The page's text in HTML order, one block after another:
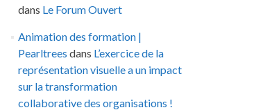
dans Le Forum Ouvert
Animation des formation |
Pearltrees dans L’exercice de la
représentation visuelle a un impact
sur la transformation
collaborative des organisations !